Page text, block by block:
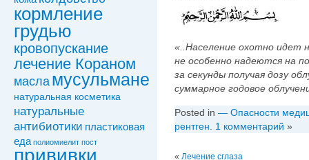
кормление
грудью
кровопускание
лечение Кораном
масла мусульмане
натуральная косметика
натуральные
антибиотики пластиковая
еда полиомиелит пост
«..Население охотно идет
не особенно надеются на
за секунды получая дозу
суммарное годовое
Posted in — Опасности
рентген
1 комментарий »
« Лечение сглаза